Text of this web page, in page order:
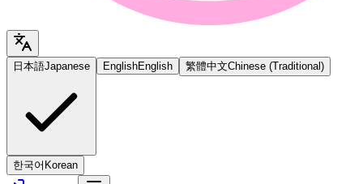
日本語Japanese EnglishEnglish 繁體中文Chinese (Traditional)
한국어 Korean